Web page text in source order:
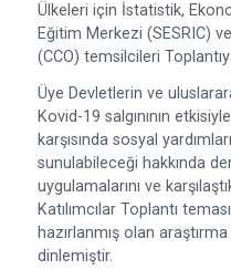
Ülkeleri için İstatistik,
Eğitim Merkezi (SESRIC)
(CCO) temsilcileri
Üye Devletlerin ve
Kovid-19 salgınının
karşısında sosyal
sunulabileceği hakkında
uygulamalarını ve
Katılımcılar Toplantı
hazırlanmış olan
dinlemiştir.